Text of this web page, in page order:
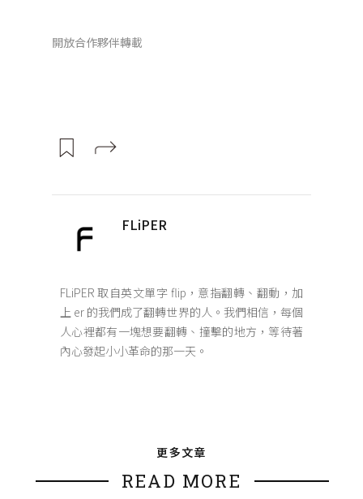
開放合作夥伴轉載
FLiPER
FLiPER 取自英文單字 flip，意指翻轉、翻動，加
上 er 的我們成了翻轉世界的人。我們相信，每個
人心裡都有一塊想要翻轉、撞擊的地方，等待著
內心發起小小革命的那一天。
更多文章
READ MORE